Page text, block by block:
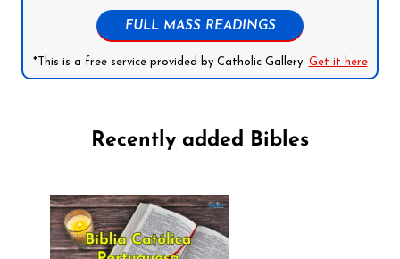
FULL MASS READINGS
*This is a free service provided by Catholic Gallery. Get it here
Recently added Bibles